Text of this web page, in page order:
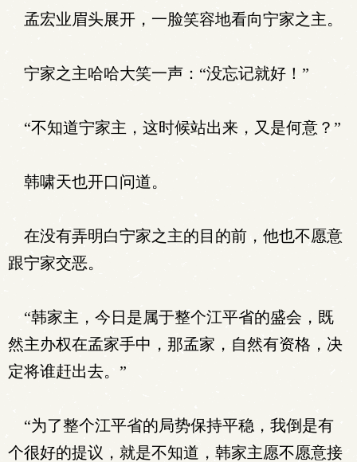
孟宏业眉头展开，一脸笑容地看向宁家之主。
宁家之主哈哈大笑一声：“没忘记就好！”
“不知道宁家主，这时候站出来，又是何意？”
韩啸天也开口问道。
在没有弄明白宁家之主的目的前，他也不愿意
跟宁家交恶。
“韩家主，今日是属于整个江平省的盛会，既
然主办权在孟家手中，那孟家，自然有资格，决
定将谁赶出去。”
“为了整个江平省的局势保持平稳，我倒是有
个很好的提议，就是不知道，韩家主愿不愿意接